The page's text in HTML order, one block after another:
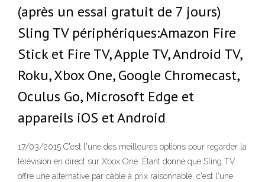
(après un essai gratuit de 7 jours)
Sling TV périphériques:Amazon Fire
Stick et Fire TV, Apple TV, Android TV,
Roku, Xbox One, Google Chromecast,
Oculus Go, Microsoft Edge et
appareils iOS et Android
17/03/2015 C'est l'une des meilleures options pour regarder la
télévision en direct sur Xbox One. Étant donné que Sling TV
offre une alternative par câble à prix raisonnable, c'est l'une